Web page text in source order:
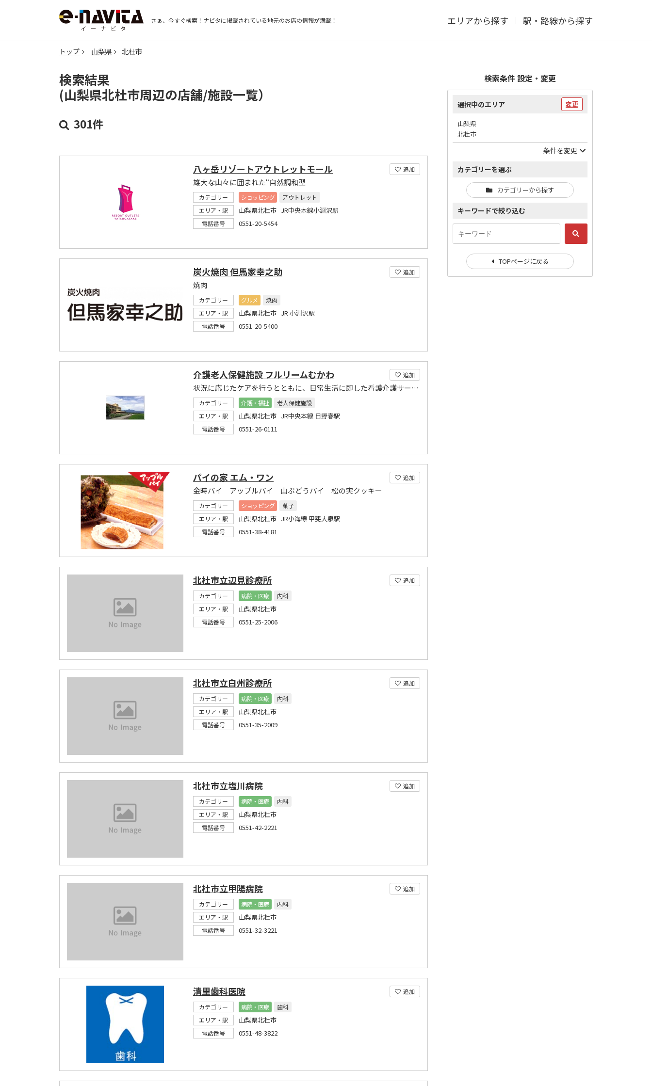
さぁ、今すぐ検索！ ナビタに掲載されている地元のお店の情報が満載！ エリアから探す 駅・路線から探す
トップ 山梨県 北杜市
検索結果
(山梨県北杜市周辺の店舗/施設一覧）
301件
追加
八ヶ岳リゾートアウトレットモール
雄大な山々に囲まれた“自然調和型
カテゴリー ショッピング
アウトレット
エリア・駅
山梨県北杜市 JR中央本線小淵沢駅
電話番号 0551-20-5454
追加
炭火焼肉 但馬家幸之助
焼肉
カテゴリー グルメ
焼肉
エリア・駅
山梨県北杜市 JR 小淵沢駅
電話番号 0551-20-5400
追加
介護老人保健施設 フルリームむかわ
状況に応じたケアを行うとともに、日常生活に即した看護介護サービスを一体的に提供いたします。
カテゴリー 介護・福祉
老人保健施設
エリア・駅
山梨県北杜市 JR中央本線 日野春駅
電話番号 0551-26-0111
追加
パイの家 エム・ワン
金時パイ アップルパイ 山ぶどうパイ 松の実クッキー
カテゴリー ショッピング
菓子
エリア・駅
山梨県北杜市 JR小海線 甲斐大泉駅
電話番号 0551-38-4181
追加
北杜市立辺見診療所
カテゴリー 病院・医療
内科
エリア・駅
山梨県北杜市
電話番号 0551-25-2006
追加
北杜市立白州診療所
カテゴリー 病院・医療
内科
エリア・駅
山梨県北杜市
電話番号 0551-35-2009
追加
北杜市立塩川病院
カテゴリー 病院・医療
内科
エリア・駅
山梨県北杜市
電話番号 0551-42-2221
追加
北杜市立甲陽病院
カテゴリー 病院・医療
内科
エリア・駅
山梨県北杜市
電話番号 0551-32-3221
追加
清里歯科医院
カテゴリー 病院・医療
歯科
エリア・駅
山梨県北杜市
電話番号 0551-48-3822
検索条件 設定・変更
選択中のエリア 変更
山梨県
北杜市
条件を変更
カテゴリーを選ぶ
カテゴリーから探す
キーワードで絞り込む
TOPページに戻る